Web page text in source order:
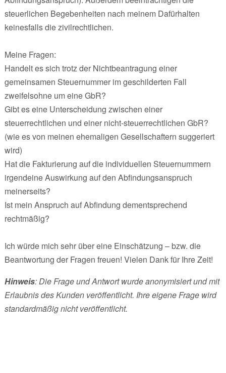
steuerlichen Begebenheiten nach meinem Dafürhalten
keinesfalls die zivilrechtlichen.
Meine Fragen:
Handelt es sich trotz der Nichtbeantragung einer
gemeinsamen Steuernummer im geschilderten Fall
zweifelsohne um eine GbR?
Gibt es eine Unterscheidung zwischen einer
steuerrechtlichen und einer nicht-steuerrechtlichen GbR?
(wie es von meinen ehemaligen Gesellschaftern suggeriert
wird)
Hat die Fakturierung auf die individuellen Steuernummern
irgendeine Auswirkung auf den Abfindungsanspruch
meinerseits?
Ist mein Anspruch auf Abfindung dementsprechend
rechtmäßig?
Ich würde mich sehr über eine Einschätzung – bzw. die
Beantwortung der Fragen freuen! Vielen Dank für Ihre Zeit!
Hinweis: Die Frage und Antwort wurde anonymisiert und mit
Erlaubnis des Kunden veröffentlicht. Ihre eigene Frage wird
standardmäßig nicht veröffentlicht.